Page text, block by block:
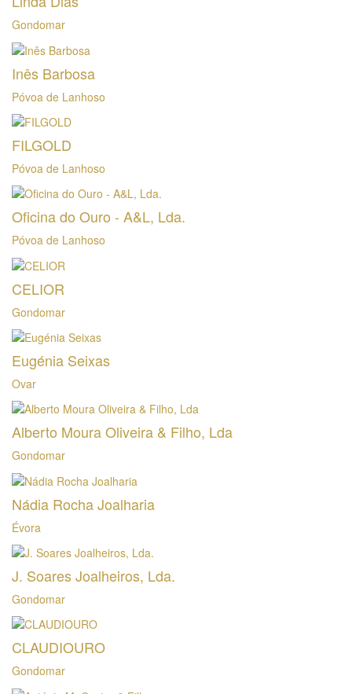
Gondomar
Inês Barbosa
Póvoa de Lanhoso
FILGOLD
Póvoa de Lanhoso
Oficina do Ouro - A&L, Lda.
Póvoa de Lanhoso
CELIOR
Gondomar
Eugénia Seixas
Ovar
Alberto Moura Oliveira & Filho, Lda
Gondomar
Nádia Rocha Joalharia
Évora
J. Soares Joalheiros, Lda.
Gondomar
CLAUDIOURO
Gondomar